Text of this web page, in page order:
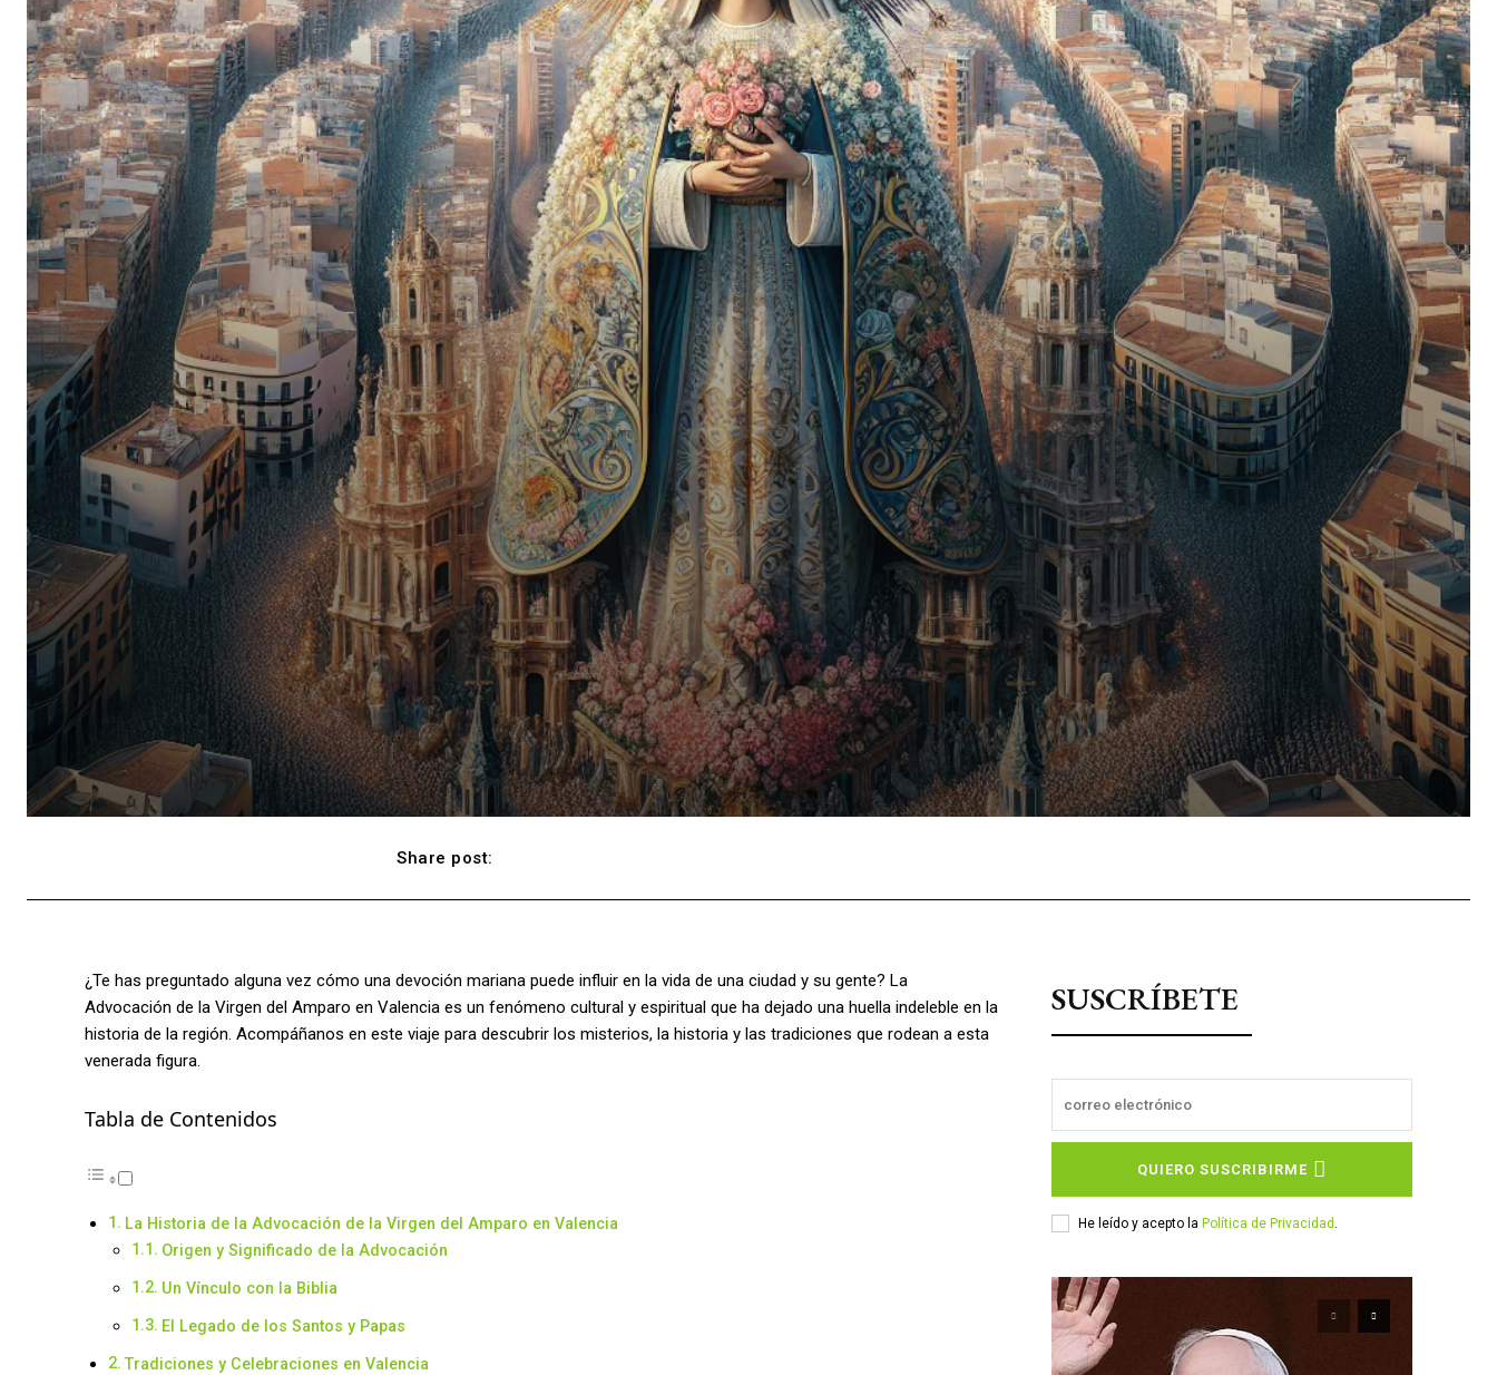
Share post:
¿Te has preguntado alguna vez cómo una devoción mariana puede influir en la vida de una ciudad y su gente? La
Advocación de la Virgen del Amparo en Valencia es un fenómeno cultural y espiritual que ha dejado una huella indeleble en la
historia de la región. Acompáñanos en este viaje para descubrir los misterios, la historia y las tradiciones que rodean a esta
venerada figura.
Tabla de Contenidos
La Historia de la Advocación de la Virgen del Amparo en Valencia
Origen y Significado de la Advocación
Un Vínculo con la Biblia
El Legado de los Santos y Papas
Tradiciones y Celebraciones en Valencia
SUSCRÍBETE
QUIERO SUSCRIBIRME
He leído y acepto la Política de Privacidad